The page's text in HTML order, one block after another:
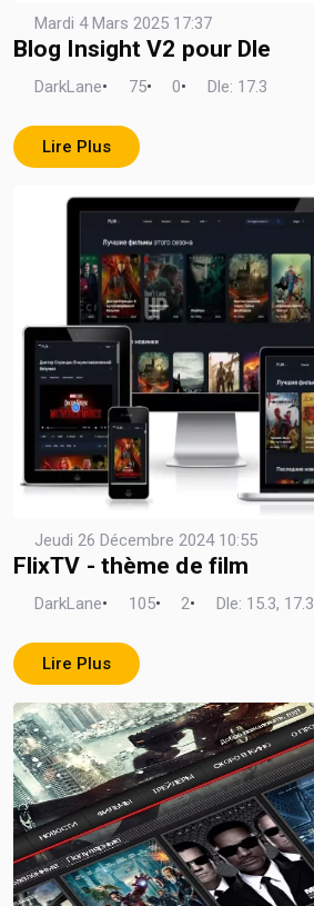
Mardi 4 Mars 2025 17:37
Blog Insight V2 pour Dle
DarkLane• 75• 0• Dle: 17.3
Lire Plus
Jeudi 26 Décembre 2024 10:55
FlixTV - thème de film
DarkLane• 105• 2• Dle: 15.3, 17.3
Lire Plus